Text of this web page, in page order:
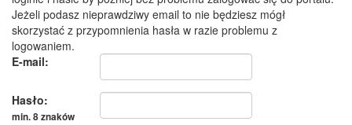
Jeżeli podasz nieprawdziwy email to nie będziesz mógł
skorzystać z przypomnienia hasła w razie problemu z
logowaniem.
E-mail:
Hasło:
min. 8 znaków